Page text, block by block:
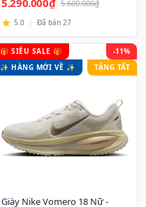
5.290.000₫ 5.600.000₫
5.0 | Đã bán 27
🎁 SIÊU SALE 🎁
✨ HÀNG MỚI VỀ ✨
-11%
TẶNG TẤT
Giày Nike Vomero 18 Nữ -